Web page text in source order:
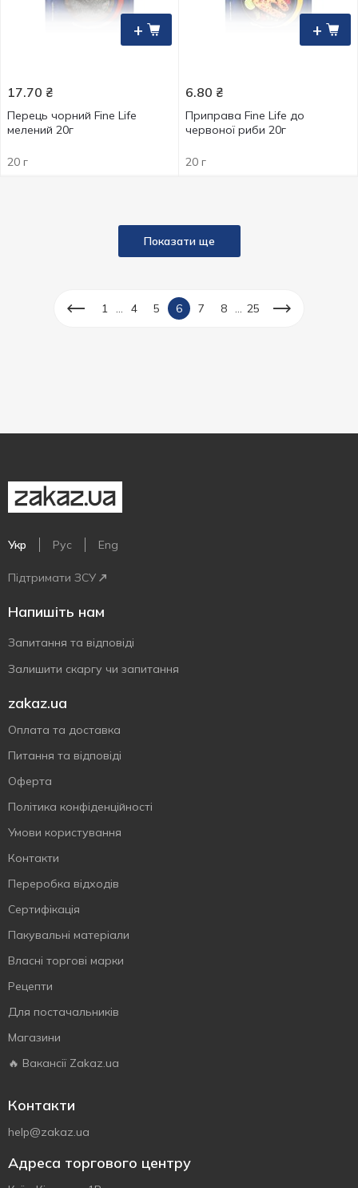
+
17.70 ₴
Перець чорний Fine Life
мелений 20г
20 г
+
6.80 ₴
Приправа Fine Life до
червоної риби 20г
20 г
Показати ще
1 4 5 6 7 8 25
Укр Рус Eng
Підтримати ЗСУ
Напишіть нам
Запитання та відповіді
Залишити скаргу чи запитання
zakaz.ua
Оплата та доставка
Питання та відповіді
Оферта
Політика конфіденційності
Умови користування
Контакти
Переробка відходів
Сертифiкацiя
Пакувальні матеріали
Власнi торговi марки
Рецепти
Для постачальників
Магазини
🔥 Вакансії Zakaz.ua
Контакти
help@zakaz.ua
Адреса торгового центру